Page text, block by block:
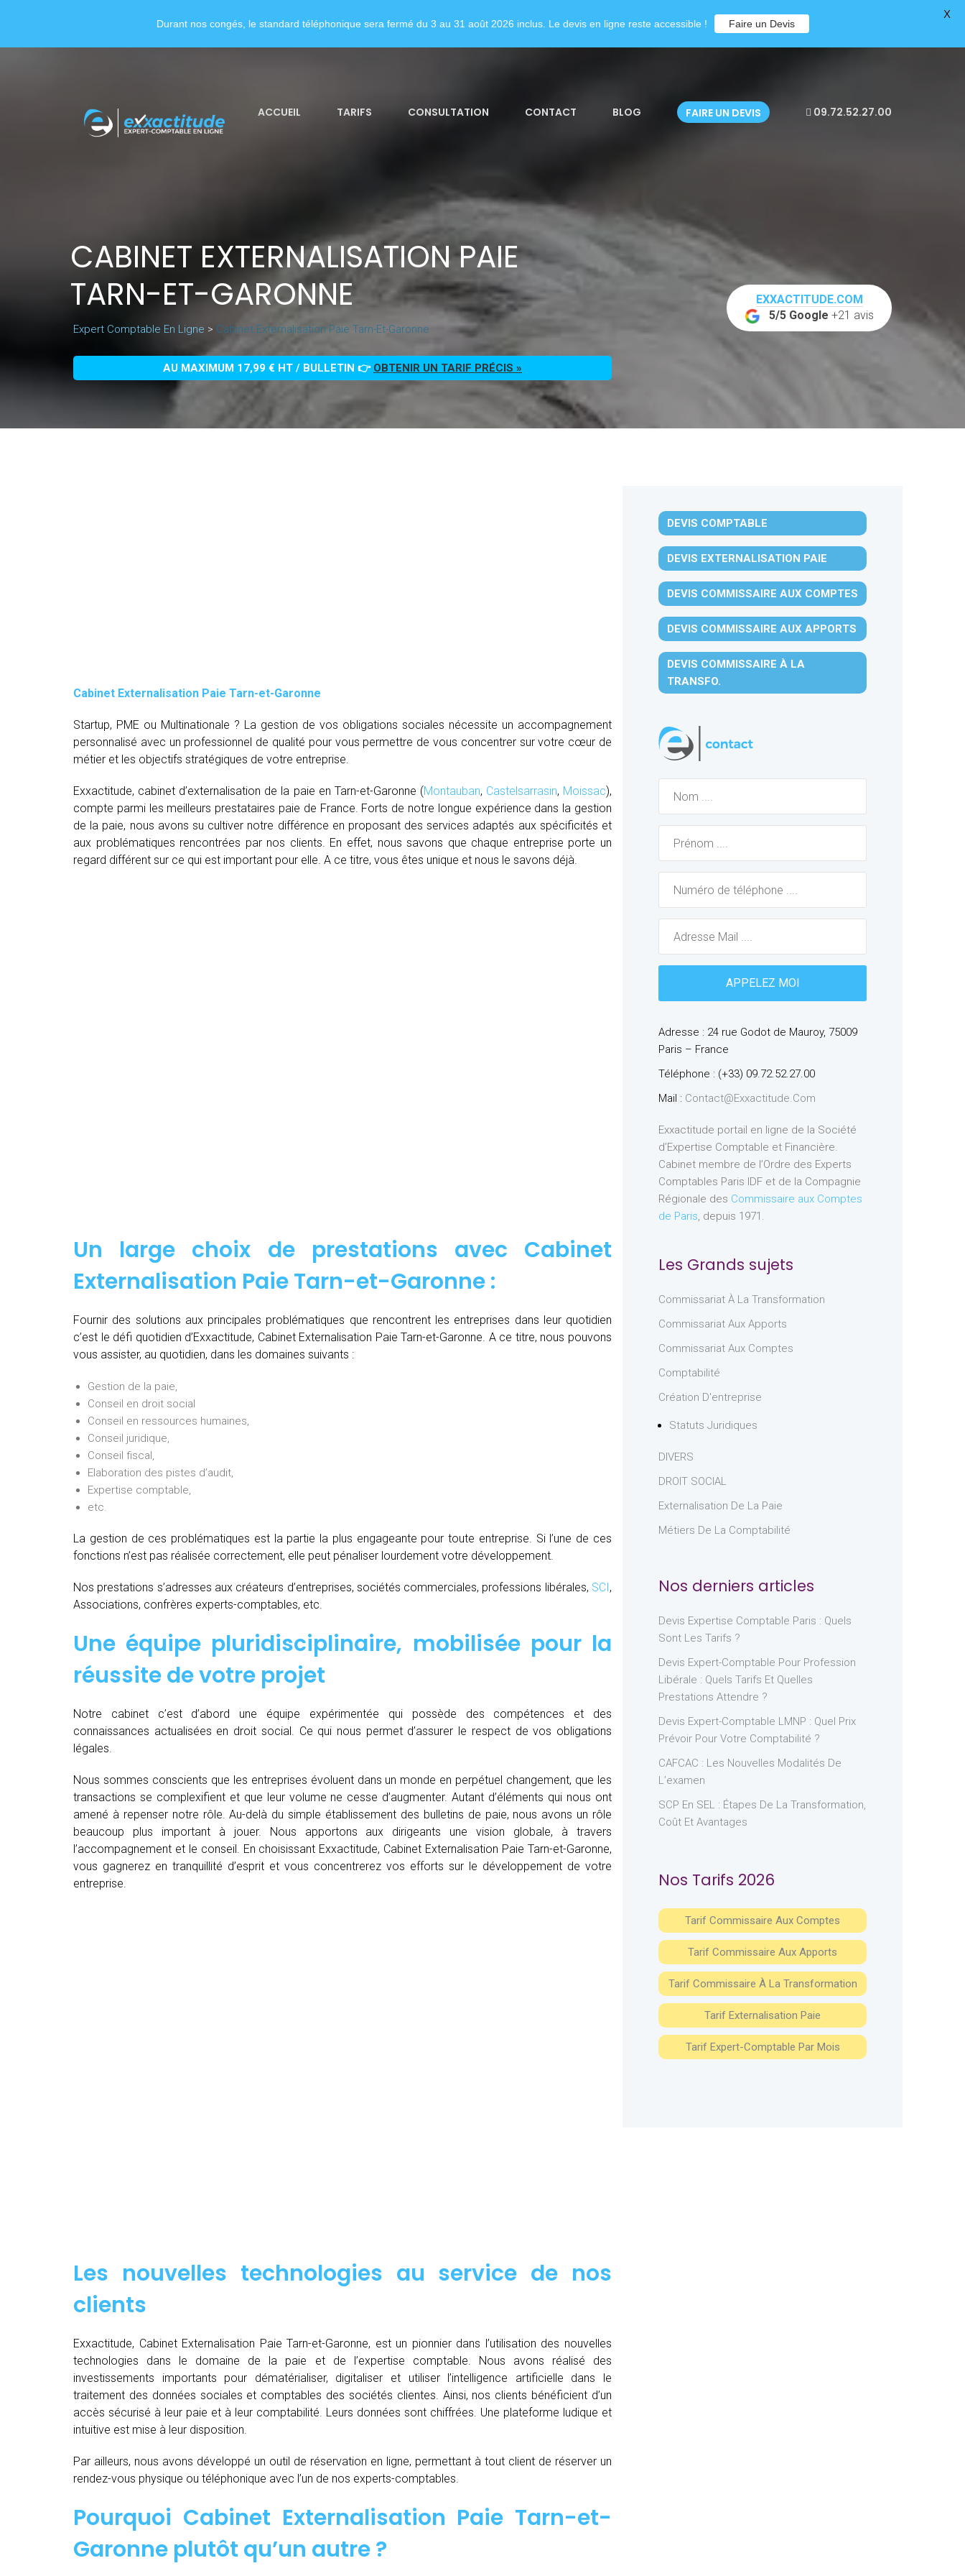
ACCUEIL TARIFS CONSULTATION CONTACT BLOG FAIRE UN DEVIS 09.72.52.27.00
CABINET EXTERNALISATION PAIE
TARN-ET-GARONNE
Expert Comptable En Ligne > Cabinet Externalisation Paie Tarn-Et-Garonne
AU MAXIMUM 17,99 € HT / BULLETIN 👉 OBTENIR UN TARIF PRÉCIS »
EXXACTITUDE.COM
5/5 Google +21 avis
Cabinet Externalisation Paie Tarn-et-Garonne
Startup, PME ou Multinationale ? La gestion de vos obligations sociales nécessite un accompagnement
personnalisé avec un professionnel de qualité pour vous permettre de vous concentrer sur votre cœur de
métier et les objectifs stratégiques de votre entreprise.
Exxactitude, cabinet d’externalisation de la paie en Tarn-et-Garonne (Montauban, Castelsarrasin, Moissac),
compte parmi les meilleurs prestataires paie de France. Forts de notre longue expérience dans la gestion
de la paie, nous avons su cultiver notre différence en proposant des services adaptés aux spécificités et
aux problématiques rencontrées par nos clients. En effet, nous savons que chaque entreprise porte un
regard différent sur ce qui est important pour elle. A ce titre, vous êtes unique et nous le savons déjà.
Un large choix de prestations avec Cabinet
Externalisation Paie Tarn-et-Garonne :
Fournir des solutions aux principales problématiques que rencontrent les entreprises dans leur quotidien
c’est le défi quotidien d’Exxactitude, Cabinet Externalisation Paie Tarn-et-Garonne. A ce titre, nous pouvons
vous assister, au quotidien, dans les domaines suivants :
Gestion de la paie,
Conseil en droit social
Conseil en ressources humaines,
Conseil juridique,
Conseil fiscal,
Elaboration des pistes d’audit,
Expertise comptable,
etc.
La gestion de ces problématiques est la partie la plus engageante pour toute entreprise. Si l’une de ces
fonctions n’est pas réalisée correctement, elle peut pénaliser lourdement votre développement.
Nos prestations s’adresses aux créateurs d’entreprises, sociétés commerciales, professions libérales, SCI,
Associations, confrères experts-comptables, etc.
Une équipe pluridisciplinaire, mobilisée pour la
réussite de votre projet
Notre cabinet c’est d’abord une équipe expérimentée qui possède des compétences et des
connaissances actualisées en droit social. Ce qui nous permet d’assurer le respect de vos obligations
légales.
Nous sommes conscients que les entreprises évoluent dans un monde en perpétuel changement, que les
transactions se complexifient et que leur volume ne cesse d’augmenter. Autant d’éléments qui nous ont
amené à repenser notre rôle. Au-delà du simple établissement des bulletins de paie, nous avons un rôle
beaucoup plus important à jouer. Nous apportons aux dirigeants une vision globale, à travers
l’accompagnement et le conseil. En choisissant Exxactitude, Cabinet Externalisation Paie Tarn-et-Garonne,
vous gagnerez en tranquillité d’esprit et vous concentrerez vos efforts sur le développement de votre
entreprise.
Les nouvelles technologies au service de nos
clients
Exxactitude, Cabinet Externalisation Paie Tarn-et-Garonne, est un pionnier dans l’utilisation des nouvelles
technologies dans le domaine de la paie et de l’expertise comptable. Nous avons réalisé des
investissements importants pour dématérialiser, digitaliser et utiliser l’intelligence artificielle dans le
traitement des données sociales et comptables des sociétés clientes. Ainsi, nos clients bénéficient d’un
accès sécurisé à leur paie et à leur comptabilité. Leurs données sont chiffrées. Une plateforme ludique et
intuitive est mise à leur disposition.
Par ailleurs, nous avons développé un outil de réservation en ligne, permettant à tout client de réserver un
rendez-vous physique ou téléphonique avec l’un de nos experts-comptables.
Pourquoi Cabinet Externalisation Paie Tarn-et-
Garonne plutôt qu’un autre ?
DEVIS COMPTABLE
DEVIS EXTERNALISATION PAIE
DEVIS COMMISSAIRE AUX COMPTES
DEVIS COMMISSAIRE AUX APPORTS
DEVIS COMMISSAIRE À LA
TRANSFO.
Adresse : 24 rue Godot de Mauroy, 75009
Paris – France
Téléphone : (+33) 09.72.52.27.00
Mail : Contact@exxactitude.com
Exxactitude portail en ligne de la Société
d’Expertise Comptable et Financière.
Cabinet membre de l’Ordre des Experts
Comptables Paris IDF et de la Compagnie
Régionale des Commissaire aux Comptes
de Paris, depuis 1971.
Les Grands sujets
Commissariat À La Transformation
Commissariat Aux Apports
Commissariat Aux Comptes
Comptabilité
Création D'entreprise
Statuts Juridiques
DIVERS
DROIT SOCIAL
Externalisation De La Paie
Métiers De La Comptabilité
Nos derniers articles
Devis Expertise Comptable Paris : Quels
Sont Les Tarifs ?
Devis Expert-Comptable Pour Profession
Libérale : Quels Tarifs Et Quelles
Prestations Attendre ?
Devis Expert-Comptable LMNP : Quel Prix
Prévoir Pour Votre Comptabilité ?
CAFCAC : Les Nouvelles Modalités De
L’examen
SCP En SEL : Étapes De La Transformation,
Coût Et Avantages
Nos Tarifs 2026
Tarif Commissaire Aux Comptes
Tarif Commissaire Aux Apports
Tarif Commissaire À La Transformation
Tarif Externalisation Paie
Tarif Expert-Comptable Par Mois
Durant nos congés, le standard téléphonique sera fermé du 3 au 31 août 2026 inclus. Le devis en ligne reste accessible ! Faire un Devis
X